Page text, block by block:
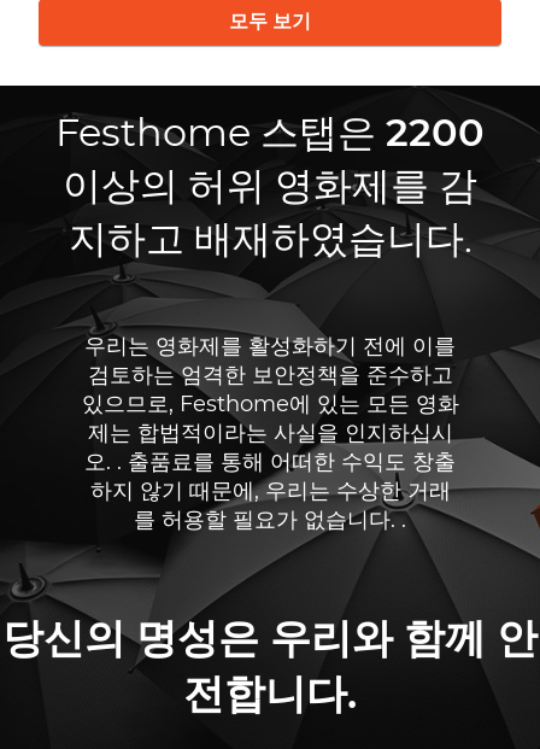
모두 보기
Festhome 스탭은 2200
이상의 허위 영화제를 감
지하고 배재하였습니다.
우리는 영화제를 활성화하기 전에 이를
검토하는 엄격한 보안정책을 준수하고
있으므로, Festhome에 있는 모든 영화
제는 합법적이라는 사실을 인지하십시
오. . 출품료를 통해 어떠한 수익도 창출
하지 않기 때문에, 우리는 수상한 거래
를 허용할 필요가 없습니다. .
당신의 명성은 우리와 함께 안
전합니다.